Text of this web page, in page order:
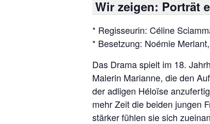
Wir zeigen: Porträt
* Regisseurin: Céline
* Besetzung: Noémie
Das Drama spielt im 18.
Malerin Marianne, die den
der adligen Héloïse
mehr Zeit die beiden jungen
stärker fühlen sie sich